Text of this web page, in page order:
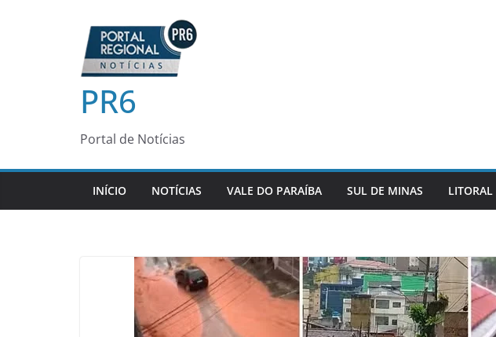
PR6
Portal de Notícias
INÍCIO NOTÍCIAS VALE DO PARAÍBA SUL DE MINAS LITORAL